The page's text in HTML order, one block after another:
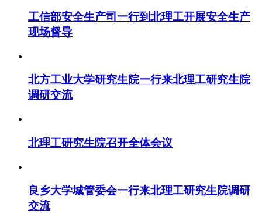
工信部安全生产司一行到北理工开展安全生产
现场督导
北方工业大学研究生院一行来北理工研究生院
调研交流
北理工研究生院召开全体会议
良乡大学城管委会一行来北理工研究生院调研
交流